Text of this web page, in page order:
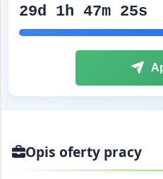
29d 1h 47m 24s
Opis oferty pracy